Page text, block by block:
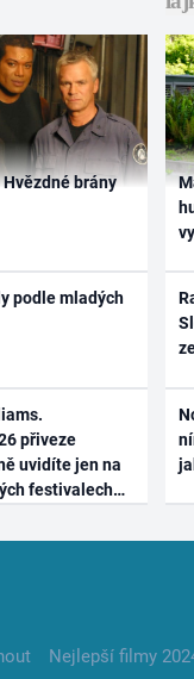
brány
podle mladých
přiveze
uvidíte jen na
festivalech
Nejlepší filmy